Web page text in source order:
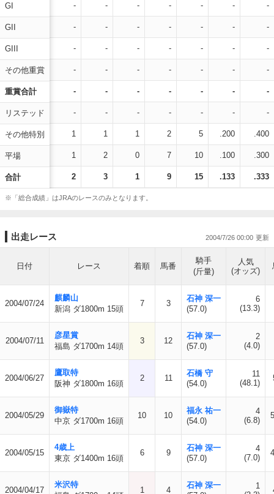
GI
GII
GIII
その他重賞
重賞合計
リステッド
その他特別
平場
合計
- - - - - - -
- - - - - - -
- - - - - - -
- - - - - - -
- - - - - - -
- - - - - - -
1 1 1 2 5 .200 .400
1 2 0 7 10 .100 .300
2 3 1 9 15 .133 .333
※「総合成績」はJRAのレースのみとなります。
出走レース 2004/7/26 00:00
日付 レース 着順 馬番
騎手
(斤量)
人気
(オッズ)
2004/07/24
麒麟山
新潟 ダ1800m 15頭
7 3
石神 深一
(57.0)
6
(13.3)
2004/07/11
彦星賞
福島 ダ1700m 14頭
3 12
石神 深一
(57.0)
2
(4.0)
2004/06/27
鷹取特
阪神 ダ1800m 16頭
2 11
石橋 守
(54.0)
11
(48.1)
2004/05/29
御嶽特
中京 ダ1700m 16頭
10 10
福永 祐一
(54.0)
4
(6.8)
2004/05/15
4歳上
東京 ダ1400m 16頭
6 9
石神 深一
(57.0)
4
(7.0)
2004/04/17
米沢特
1 4
石神 深一
1